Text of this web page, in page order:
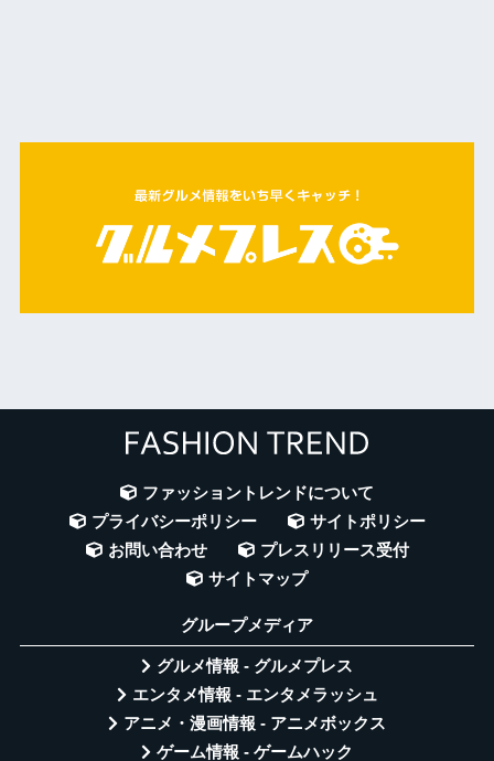
ファッショントレンドについて
プライバシーポリシー
サイトポリシー
お問い合わせ
プレスリリース受付
サイトマップ
グループメディア
グルメ情報 - グルメプレス
エンタメ情報 - エンタメラッシュ
アニメ・漫画情報 - アニメボックス
ゲーム情報 - ゲームハック